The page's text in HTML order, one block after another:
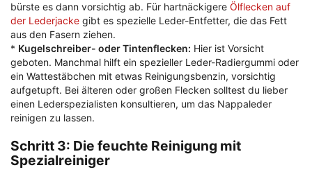
bürste es dann vorsichtig ab. Für hartnäckigere Ölflecken auf
der Lederjacke gibt es spezielle Leder-Entfetter, die das Fett
aus den Fasern ziehen.
* Kugelschreiber- oder Tintenflecken: Hier ist Vorsicht
geboten. Manchmal hilft ein spezieller Leder-Radiergummi oder
ein Wattestäbchen mit etwas Reinigungsbenzin, vorsichtig
aufgetupft. Bei älteren oder großen Flecken solltest du lieber
einen Lederspezialisten konsultieren, um das Nappaleder
reinigen zu lassen.
Schritt 3: Die feuchte Reinigung mit
Spezialreiniger